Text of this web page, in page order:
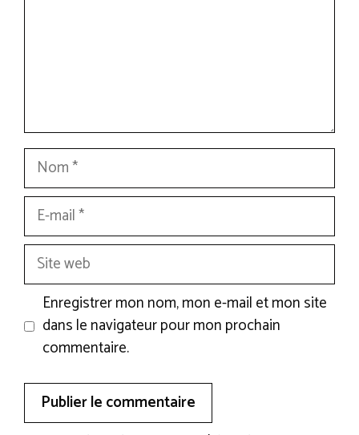
Nom
mail
Site
web
Enregistrer mon nom, mon e-mail et mon site
dans le navigateur pour mon prochain
commentaire.